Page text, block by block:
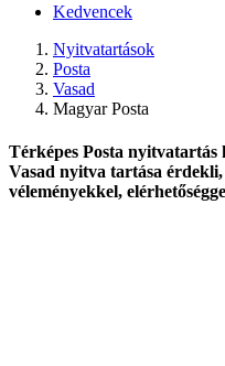
Kedvencek
Nyitvatartások
Posta
Vasad
Magyar Posta
Térképes Posta nyitvatartás
Vasad nyitva tartása
véleményekkel,